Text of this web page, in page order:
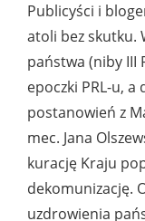
Publicyści i
atoli bez skutku.
państwa (niby III
epoczki PRL-u,
postanowień z
mec. Jana
kurację Kraju
dekomunizację.
uzdrowienia